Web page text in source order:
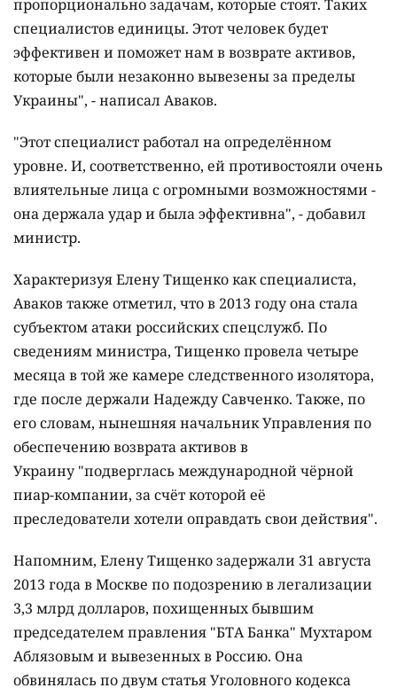
пропорционально задачам, которые стоят. Таких
специалистов единицы. Этот человек будет
эффективен и поможет нам в возврате активов,
которые были незаконно вывезены за пределы
Украины", - написал Аваков.
"Этот специалист работал на определённом
уровне. И, соответственно, ей противостояли очень
влиятельные лица с огромными возможностями -
она держала удар и была эффективна", - добавил
министр.
Характеризуя Елену Тищенко как специалиста,
Аваков также отметил, что в 2013 году она стала
субъектом атаки российских спецслужб. По
сведениям министра, Тищенко провела четыре
месяца в той же камере следственного изолятора,
где после держали Надежду Савченко. Также, по
его словам, нынешняя начальник Управления по
обеспечению возврата активов в
Украину "подверглась международной чёрной
пиар-компании, за счёт которой её
преследователи хотели оправдать свои действия".
Напомним, Елену Тищенко задержали 31 августа
2013 года в Москве по подозрению в легализации
3,3 млрд долларов, похищенных бывшим
председателем правления "БТА Банка" Мухтаром
Аблязовым и вывезенных в Россию. Она
обвинялась по двум статья Уголовного кодекса